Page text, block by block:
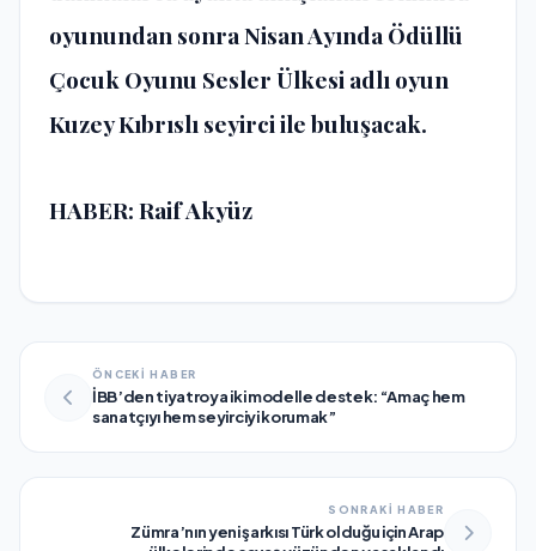
oyunundan sonra Nisan Ayında Ödüllü
Çocuk Oyunu Sesler Ülkesi adlı oyun
Kuzey Kıbrıslı seyirci ile buluşacak.
HABER: Raif Akyüz
ÖNCEKİ HABER
İBB’den tiyatroya iki modelle destek: “Amaç hem
sanatçıyı hem seyirciyi korumak”
SONRAKİ HABER
Zümra’nın yeni şarkısı Türk olduğu için Arap